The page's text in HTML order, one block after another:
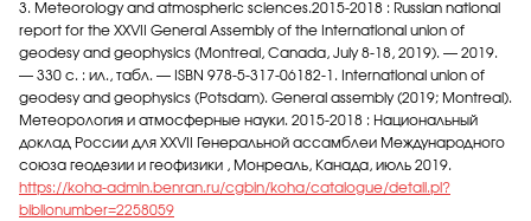
3. Meteorology and atmospheric sciences.2015-2018 : Russian national
report for the XXVII General Assembly of the International union of
geodesy and geophysics (Montreal, Canada, July 8-18, 2019). — 2019.
— 330 с. : ил., табл. — ISBN 978-5-317-06182-1. International union of
geodesy and geophysics (Potsdam). General assembly (2019; Montreal).
Метеорология и атмосферные науки. 2015-2018 : Национальный
доклад России для XXVII Генеральной ассамблеи Международного
союза геодезии и геофизики , Монреаль, Канада, июль 2019.
https://koha-admin.benran.ru/cgbin/koha/catalogue/detail.pl?
biblionumber=2258059